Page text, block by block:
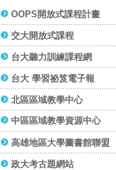
OOPS開放式課程計畫
交大開放式課程
台大聽力訓練課程網
台大 學習祕笈電子報
北區區域教學中心
中區區域教學資源中心
高雄地區大學圖書館聯盟
政大考古題網站